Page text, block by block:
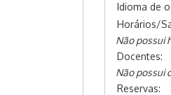
Idioma de
Horários/
Não possui
Docentes:
Não possui
Reservas: